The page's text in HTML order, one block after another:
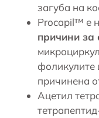
загуба на
Procapil™ е
причини за
фоликулите
причинена
Ацетил